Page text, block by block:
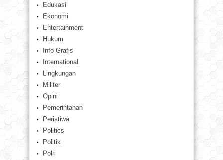
Edukasi
Ekonomi
Entertainment
Hukum
Info Grafis
International
Lingkungan
Militer
Opini
Pemerintahan
Peristiwa
Politics
Politik
Polri